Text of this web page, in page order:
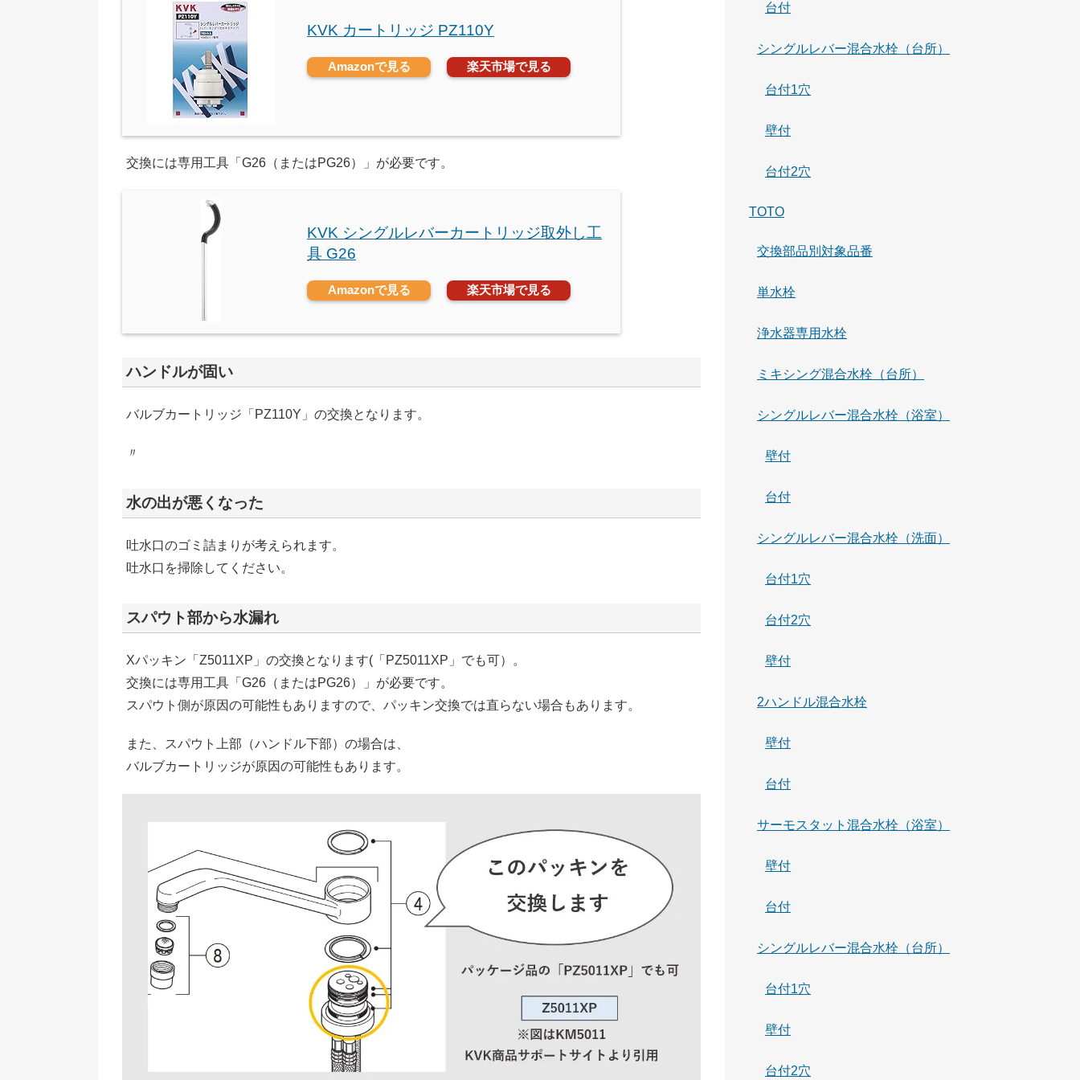
KVK カートリッジ PZ110Y
Amazonで見る 楽天市場で見る
交換には専用工具「G26（またはPG26）」が必要です。
KVK シングルレバーカートリッジ取外し工
具 G26
Amazonで見る 楽天市場で見る
ハンドルが固い
バルブカートリッジ「PZ110Y」の交換となります。
〃
水の出が悪くなった
吐水口のゴミ詰まりが考えられます。
吐水口を掃除してください。
スパウト部から水漏れ
Xパッキン「Z5011XP」の交換となります(「PZ5011XP」でも可）。
交換には専用工具「G26（またはPG26）」が必要です。
スパウト側が原因の可能性もありますので、パッキン交換では直らない場合もあります。
また、スパウト上部（ハンドル下部）の場合は、
バルブカートリッジが原因の可能性もあります。
台付
シングルレバー混合水栓（台所）
台付1穴
壁付
台付2穴
TOTO
交換部品別対象品番
単水栓
浄水器専用水栓
ミキシング混合水栓（台所）
シングルレバー混合水栓（浴室）
壁付
台付
シングルレバー混合水栓（洗面）
台付1穴
台付2穴
壁付
2ハンドル混合水栓
壁付
台付
サーモスタット混合水栓（浴室）
壁付
台付
シングルレバー混合水栓（台所）
台付1穴
壁付
台付2穴